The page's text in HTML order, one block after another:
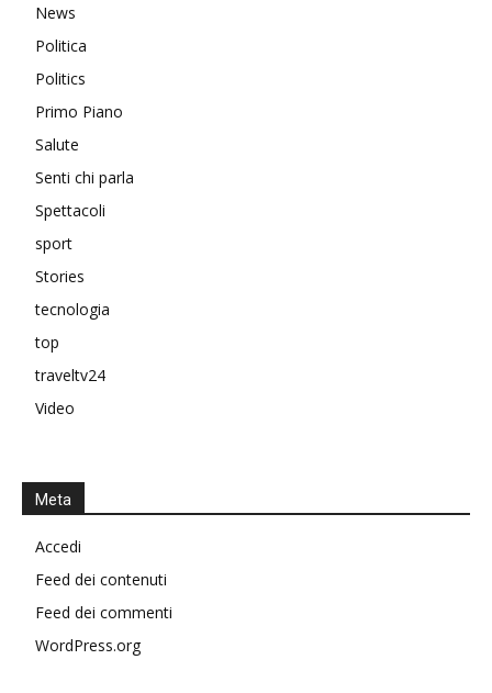
News
Politica
Politics
Primo Piano
Salute
Senti chi parla
Spettacoli
sport
Stories
tecnologia
top
traveltv24
Video
Meta
Accedi
Feed dei contenuti
Feed dei commenti
WordPress.org